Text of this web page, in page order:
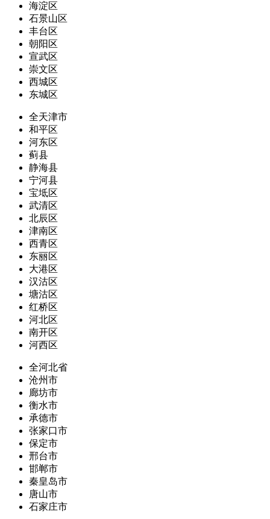
海淀区
石景山区
丰台区
朝阳区
宣武区
崇文区
西城区
东城区
全天津市
和平区
河东区
蓟县
静海县
宁河县
宝坻区
武清区
北辰区
津南区
西青区
东丽区
大港区
汉沽区
塘沽区
红桥区
河北区
南开区
河西区
全河北省
沧州市
廊坊市
衡水市
承德市
张家口市
保定市
邢台市
邯郸市
秦皇岛市
唐山市
石家庄市